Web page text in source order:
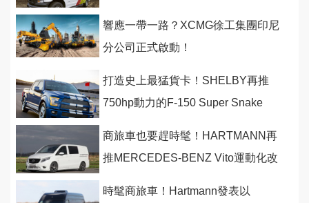
響應一帶一路？XCMG徐工集團印尼
分公司正式啟動！
打造史上最猛貨卡！SHELBY再推
750hp動力的F-150 Super Snake
商旅車也要趕時髦！HARTMANN再
推MERCEDES-BENZ Vito運動化改
時髦商旅車！Hartmann發表以